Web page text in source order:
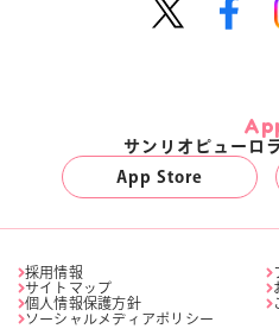
サンリオピューロ
App Store
採用情報
サイトマップ
個人情報保護方針
ソーシャルメディアポリシー